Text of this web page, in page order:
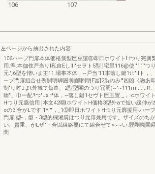
106 107
左ページから抽出された内容
106ハープ門扉本体価格褒型巨豆誼⑧即日ホワイトHつり完虜
用.準.本伽伎戸当りl私自EしII!'セヲト5型￨宅里116@使'"11"つり
元.'j6型を憎いま主11.場事本体，~戸当'11本落し鍵1t!:":Iト，、
ープ門扉組合せ例開明騨圏l剛醐回明E冨]2製のみ'"凶凶《吻あ即
制‘り吋Jまt外観て短血、2型型閣のつり冗周)~'~111m:;;::;;!1.
幽"」巾ー配'!つ'Jx.:*体，~落し鍵1セヴト巨玉置._，:cホワイト
Hつり元腐信用￨本文42咽lホワイトH価格3型外aで短い緩仲が
σの3‘合がLです.1*.""，_1⑨即日ホワイトHつり元廓援用-ハープ
門扉l型-，型・3型的欄湘肩はつり元扉兼用です。ザイズのちが
い、貴重、がLザ"・合以綾絡要にて組合ぜて<~~い.騨剛醐圃
間